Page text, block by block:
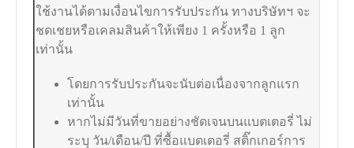
ใช้งานได้ตามเงื่อนไขการรับประกัน ทางบริษัทฯ จะ
ชดเชยหรือเคลมสินค้าให้เพียง 1 ครั้งหรือ 1 ลูก
เท่านั้น
โดยการรับประกันจะนับต่อเนื่องจากลูกแรก
เท่านั้น
หากไม่มีวันที่ขายอย่างชัดเจนบนแบตเตอรี่ ไม่
ระบุ วัน/เดือน/ปี ที่ซื้อแบตเตอรี่ สติ๊กเกอร์การ